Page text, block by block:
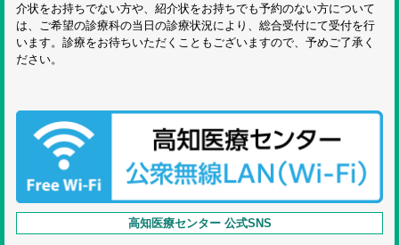
介状をお持ちでない方や、紹介状をお持ちでも予約のない方について
は、ご希望の診療科の当日の診療状況により、総合受付にて受付を行
います。診療をお待ちいただくこともございますので、予めご了承く
ださい。
高知医療センター 公式SNS